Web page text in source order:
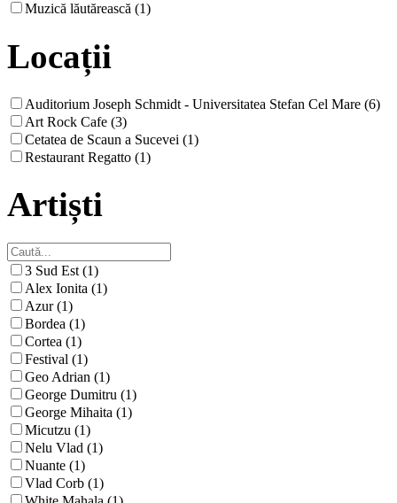
Muzică lăutărească (1)
Locații
Auditorium Joseph Schmidt - Universitatea Stefan Cel Mare (6)
Art Rock Cafe (3)
Cetatea de Scaun a Sucevei (1)
Restaurant Regatto (1)
Artiști
3 Sud Est (1)
Alex Ionita (1)
Azur (1)
Bordea (1)
Cortea (1)
Festival (1)
Geo Adrian (1)
George Dumitru (1)
George Mihaita (1)
Micutzu (1)
Nelu Vlad (1)
Nuante (1)
Vlad Corb (1)